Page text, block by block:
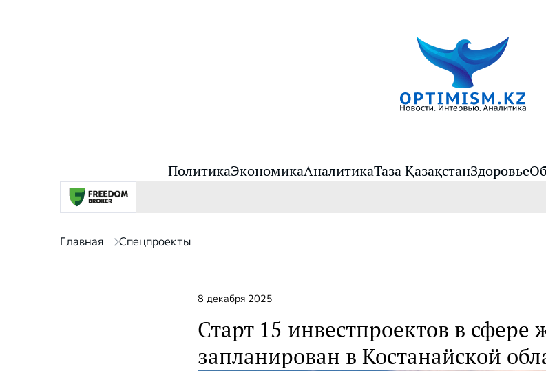
ПолитикаЭкономикаАналитикаТаза ҚазақстанЗдоровье
Главная Спецпроекты
8 декабря 2025
Старт 15 инвестпроектов в сфере
запланирован в Костанайской